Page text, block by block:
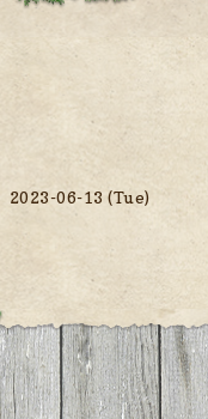
2023-06-13 (Tue)